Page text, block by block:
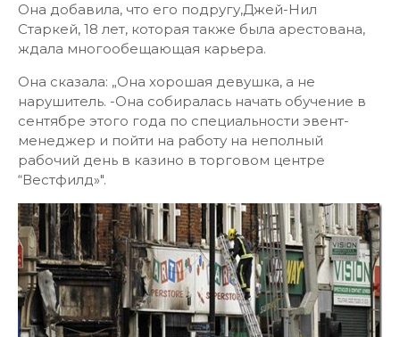
Она добавила, что его подругу,Джей-Нил
Старкей, 18 лет, ​​которая также была арестована,
ждала многообещающая карьера.
Она сказала: „Она хорошая девушка, а не
нарушитель. -Она собиралась начать обучение в
сентябре этого года по специальности эвент-
менеджер и пойти на работу на неполный
рабочий день в казино в торговом центре
“Вестфилд»".